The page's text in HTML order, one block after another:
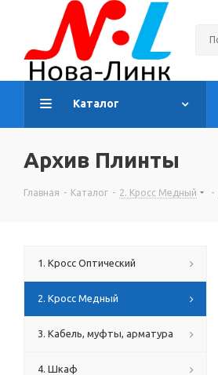
Каталог
Архив Плинты
Главная - Каталог - 2. Кросс Медный -
1. Кросс Оптический
2. Кросс Медный
3. Кабель, муфты, арматура
4. Шкаф